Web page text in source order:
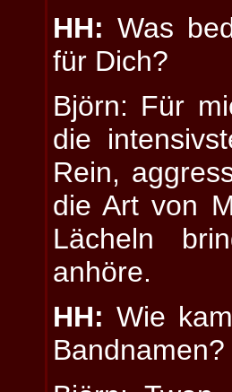
HH: Was
für Dich?
Björn: Für
die
Rein,
die Art von
Lächeln
anhöre.
HH: Wie
Bandnamen?